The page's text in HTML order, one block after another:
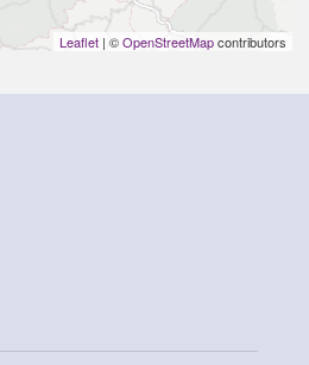
Leaflet | ©OpenStreetMapcontributors